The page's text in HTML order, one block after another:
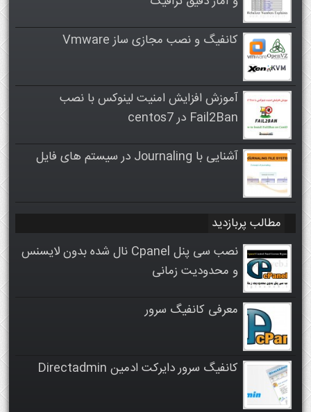
کانفیگ و نصب مجازی ساز Vmware
آموزش افزایش امنیت لینوکس با نصب
Fail2Ban در centos7
آشنایی با Journaling در سیستم های فایل
مطالب پربازدید
نصب سی پنل Cpanel نال شده بدون لایسنس
و محدودیت زمانی
معرفی کانفیگ سرور
کانفیگ سرور دایرکت ادمین Directadmin